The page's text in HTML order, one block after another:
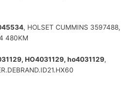
, HOLSET CUMMINS 3597488,
480KM
HO4031129, ho4031129,